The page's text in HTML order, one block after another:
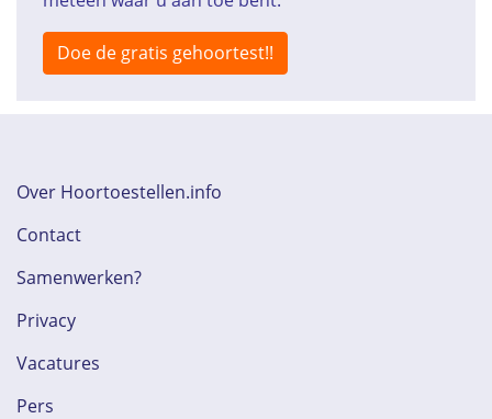
Doe de gratis gehoortest!!
Over Hoortoestellen.info
Contact
Samenwerken?
Privacy
Vacatures
Pers